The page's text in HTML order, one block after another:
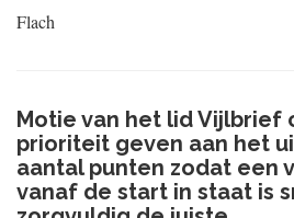
Flach
Motie van het lid Vijlbrief
prioriteit geven aan het
aantal punten zodat een
vanaf de start in staat is